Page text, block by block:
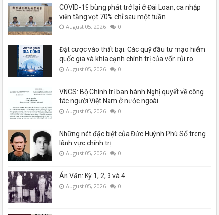
COVID-19 bùng phát trở lại ở Đài Loan, ca nhập
viện tăng vọt 70% chỉ sau một tuần
August 05, 2026 0
Đặt cược vào thất bại: Các quỹ đầu tư mạo hiểm
quốc gia và khía cạnh chính trị của vốn rủi ro
August 05, 2026 0
VNCS: Bộ Chính trị ban hành Nghị quyết về công
tác người Việt Nam ở nước ngoài
August 05, 2026 0
Những nét đặc biệt của Đức Huỳnh Phú Sổ trong
lãnh vực chính trị
August 05, 2026 0
Án Văn: Kỳ 1, 2, 3 và 4
August 05, 2026 0